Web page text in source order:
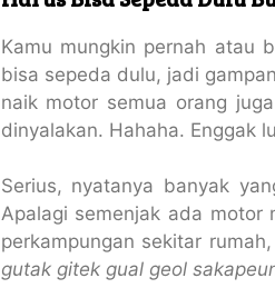
Kamu mungkin pernah atau
bisa sepeda dulu, jadi
naik motor semua orang
dinyalakan. Hahaha. Enggak
Serius, nyatanya banyak
Apalagi semenjak ada motor
perkampungan sekitar
gutak gitek gual geol